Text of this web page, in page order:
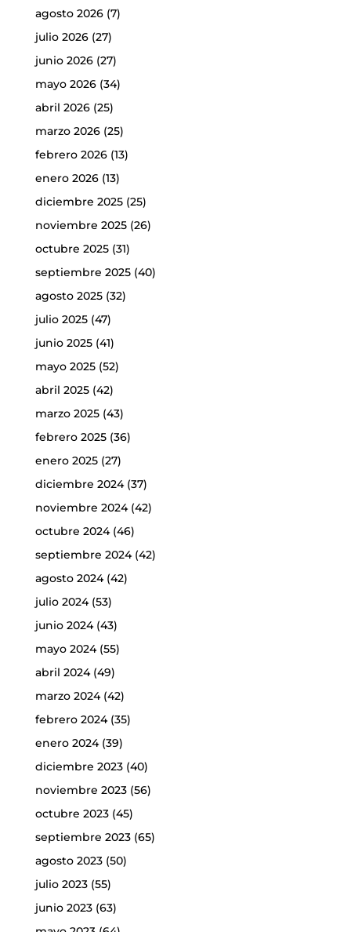
agosto 2026(7)
julio 2026(27)
junio 2026(27)
mayo 2026(34)
abril 2026(25)
marzo 2026(25)
febrero 2026(13)
enero 2026(13)
diciembre 2025(25)
noviembre 2025(26)
octubre 2025(31)
septiembre 2025(40)
agosto 2025(32)
julio 2025(47)
junio 2025(41)
mayo 2025(52)
abril 2025(42)
marzo 2025(43)
febrero 2025(36)
enero 2025(27)
diciembre 2024(37)
noviembre 2024(42)
octubre 2024(46)
septiembre 2024(42)
agosto 2024(42)
julio 2024(53)
junio 2024(43)
mayo 2024(55)
abril 2024(49)
marzo 2024(42)
febrero 2024(35)
enero 2024(39)
diciembre 2023(40)
noviembre 2023(56)
octubre 2023(45)
septiembre 2023(65)
agosto 2023(50)
julio 2023(55)
junio 2023(63)